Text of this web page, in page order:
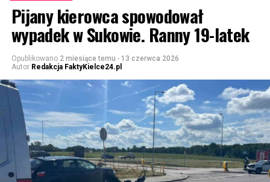
Pijany kierowca spowodował
wypadek w Sukowie. Ranny 19-latek
Opublikowano 2 miesiące temu - 13 czerwca 2026
Autor Redakcja FaktyKielce24.pl